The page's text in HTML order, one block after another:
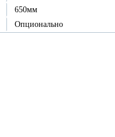
650мм
Опционально